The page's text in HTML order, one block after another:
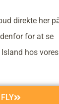
direkte her
for at se
hos vores